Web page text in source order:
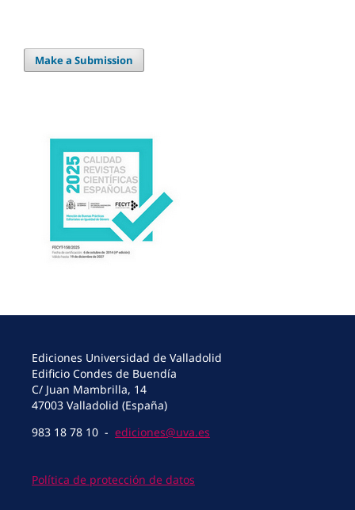
Make a Submission
Ediciones Universidad de Valladolid
Edificio Condes de Buendía
C/ Juan Mambrilla, 14
47003 Valladolid (España)
983 18 78 10 - ediciones@uva.es
Política de protección de datos